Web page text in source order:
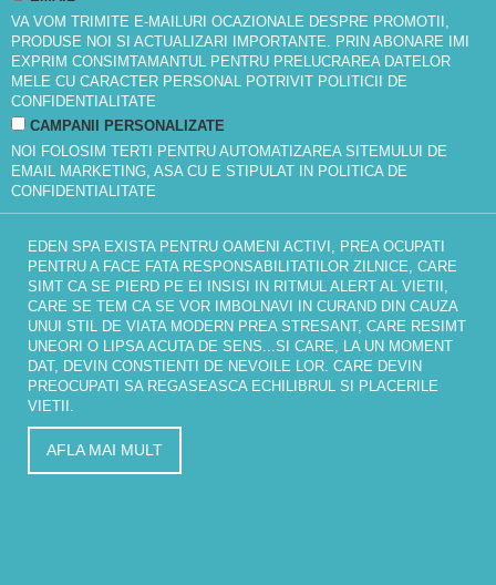
VA VOM TRIMITE E-MAILURI OCAZIONALE DESPRE PROMOTII,
PRODUSE NOI SI ACTUALIZARI IMPORTANTE. PRIN ABONARE IMI
EXPRIM CONSIMTAMANTUL PENTRU PRELUCRAREA DATELOR
MELE CU CARACTER PERSONAL POTRIVIT POLITICII DE
CONFIDENTIALITATE
CAMPANII PERSONALIZATE
NOI FOLOSIM TERTI PENTRU AUTOMATIZAREA SITEMULUI DE
EMAIL MARKETING, ASA CU E STIPULAT IN POLITICA DE
CONFIDENTIALITATE
EDEN SPA EXISTA PENTRU OAMENI ACTIVI, PREA OCUPATI
PENTRU A FACE FATA RESPONSABILITATILOR ZILNICE, CARE
SIMT CA SE PIERD PE EI INSISI IN RITMUL ALERT AL VIETII,
CARE SE TEM CA SE VOR IMBOLNAVI IN CURAND DIN CAUZA
UNUI STIL DE VIATA MODERN PREA STRESANT, CARE RESIMT
UNEORI O LIPSA ACUTA DE SENS...SI CARE, LA UN MOMENT
DAT, DEVIN CONSTIENTI DE NEVOILE LOR. CARE DEVIN
PREOCUPATI SA REGASEASCA ECHILIBRUL SI PLACERILE
VIETII.
AFLA MAI MULT